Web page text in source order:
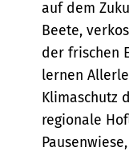
auf dem
Beete,
der frischen
lernen
Klimaschutz
regionale